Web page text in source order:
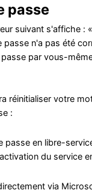
passe
suivant s'affiche :
n'a pas été
par vous-
réinitialiser votre
:
en libre-
du service
via